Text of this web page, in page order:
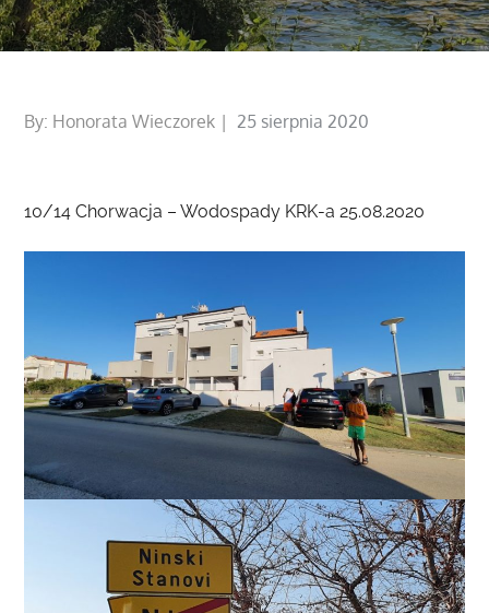
By: Honorata Wieczorek
Posted
25 sierpnia 2020
10/14 Chorwacja – Wodospady KRK-a 25.08.2020